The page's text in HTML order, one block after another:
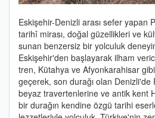
Eskişehir-Denizli arası sefer yapan
tarihî mirası, doğal güzellikleri ve
sunan benzersiz bir yolculuk
Eskişehir'den başlayarak ilham
tren, Kütahya ve Afyonkarahisar
geçerek, son durağı olan
beyaz travertenlerine ve antik kent
bir durağın kendine özgü tarihi